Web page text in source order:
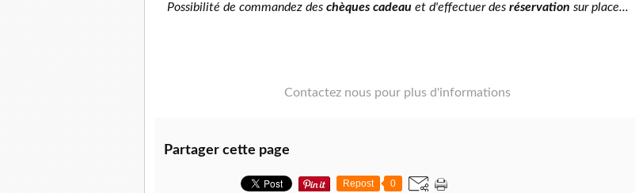
Possibilité de commandez des chèques cadeau et d'effectuer des réservation sur place...
Contactez nous pour plus d'informations
Partager cette page
Repost 0